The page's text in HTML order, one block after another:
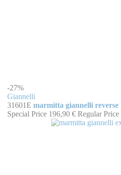
-27%
Giannelli
31601E marmitta giannelli reverse
Special Price 196,90 € Regular Price